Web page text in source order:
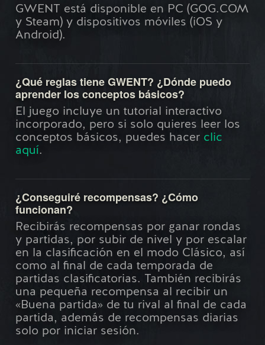
GWENT está disponible en PC (GOG.COM
y Steam) y dispositivos móviles (iOS y
Android).
¿Qué reglas tiene GWENT? ¿Dónde puedo
aprender los conceptos básicos?
El juego incluye un tutorial interactivo
incorporado, pero si solo quieres leer los
conceptos básicos, puedes hacer clic
aquí.
¿Conseguiré recompensas? ¿Cómo
funcionan?
Recibirás recompensas por ganar rondas
y partidas, por subir de nivel y por escalar
en la clasificación en el modo Clásico, así
como al final de cada temporada de
partidas clasificatorias. También recibirás
una pequeña recompensa al recibir un
«Buena partida» de tu rival al final de cada
partida, además de recompensas diarias
solo por iniciar sesión.